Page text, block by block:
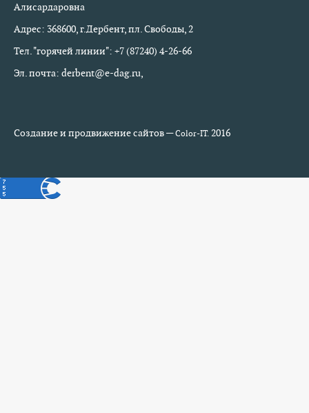
Алисардаровна
Адрес: 368600, г.Дербент, пл. Свободы, 2
Тел. "горячей линии": +7 (87240) 4-26-66
Эл. почта: derbent@e-dag.ru,
Создание и продвижение сайтов —Color-IT.2016